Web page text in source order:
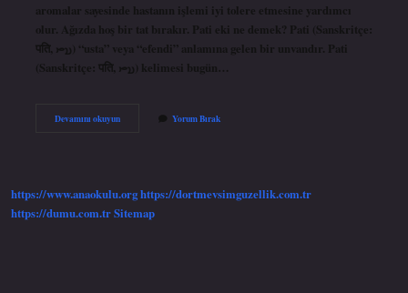
aromalar sayesinde hastanın işlemi iyi tolere etmesine yardımcı
olur. Ağızda hoş bir tat bırakır. Pati eki ne demek? Pati (Sanskritçe:
पति, 𐬯𐬙) “usta” veya “efendi” anlamına gelen bir unvandır. Pati
(Sanskritçe: पति, 𐬯𐬙) kelimesi bugün…
Devamını okuyunPati
Yorum Bırak
https://www.anaokulu.orghttps://dortmevsimguzellik.com.tr
https://dumu.com.trSitemap